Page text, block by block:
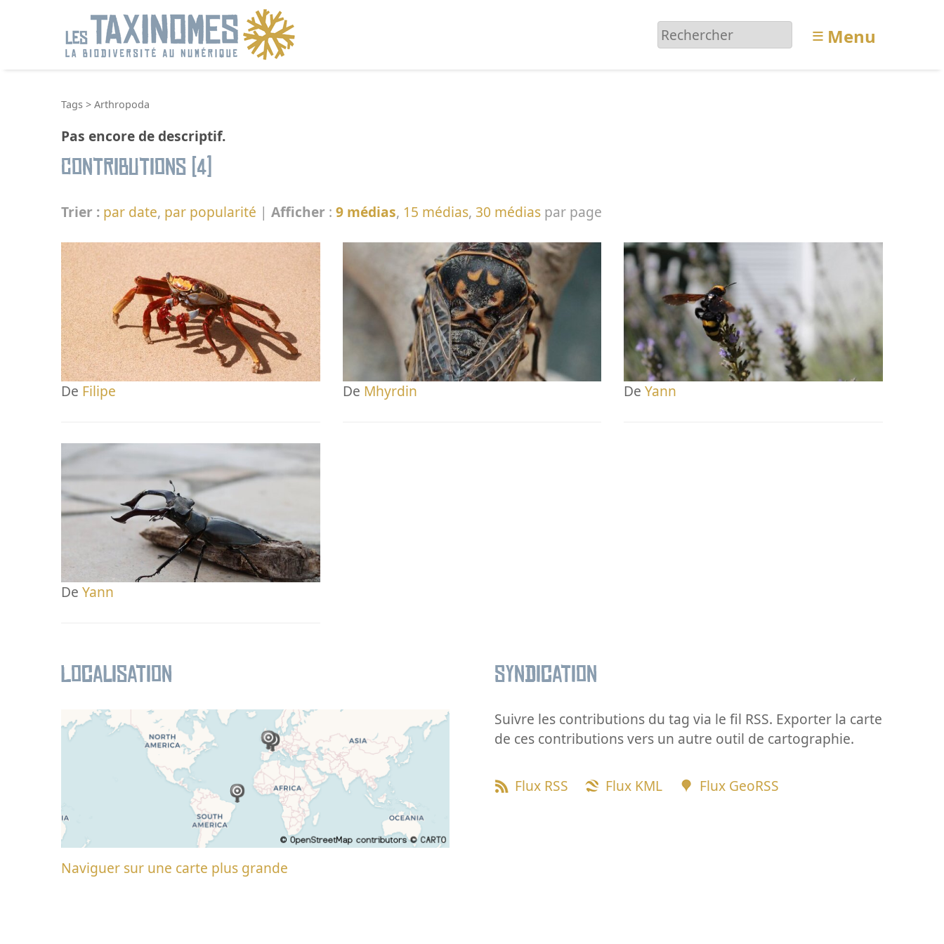
≡ Menu
Tags > Arthropoda
Pas encore de descriptif.
Contributions (4)
Trier : par date, par popularité | Afficher : 9 médias, 15 médias, 30 médias par page
De Filipe De Mhyrdin DeYann
De Yann
Localisation
Naviguer sur une carte plus grande
Syndication
Suivre les contributions du tag via le fil RSS. Exporter la carte
de ces contributions vers un autre outil de cartographie.
Flux RSS Flux KML Flux GeoRSS